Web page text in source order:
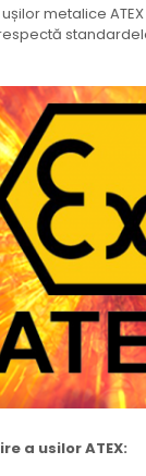
metalice
a usilor ATEX: